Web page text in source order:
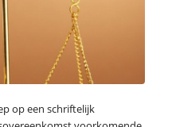
op een schriftelijk